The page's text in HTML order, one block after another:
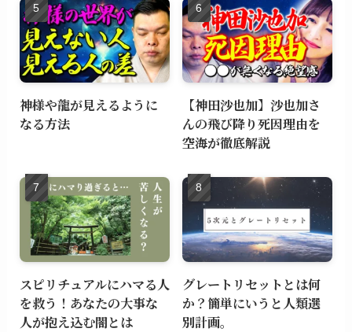
神様や龍が見えるように
なる方法
【神田沙也加】沙也加さ
んの飛び降り死因理由を
空海が徹底解説
スピリチュアルにハマる人
を救う！あなたの大事な
人が抱え込む闇とは
グレートリセットとは何
か？簡単にいうと人類選
別計画。